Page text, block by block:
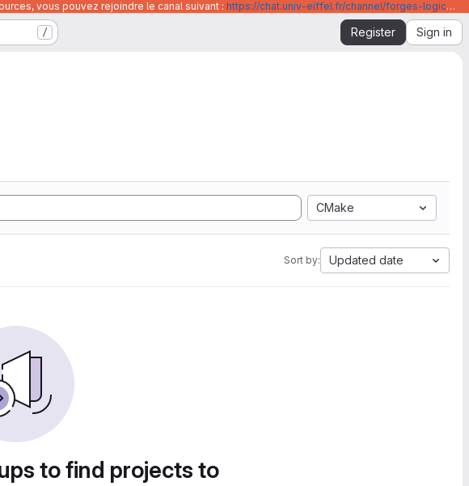
vous pouvez rejoindre le canal suivant : https://chat.univ-eiffel.fr/channel/forges-logicielles-github-et-gitlab-universite-gustave-eiffel
/ Register Sign in
CMake
Sort by: Updated date
to find projects to